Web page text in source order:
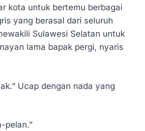
kota untuk bertemu berbagai
yang berasal dari seluruh
Sulawesi Selatan untuk
lama bapak pergi, nyaris
Ucap dengan nada yang
pelan.”